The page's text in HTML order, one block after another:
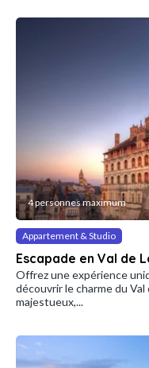
4 personnes maximum
Appartement & Studio
Escapade en Val de
Offrez une expérience
découvrir le charme du
majestueux,...